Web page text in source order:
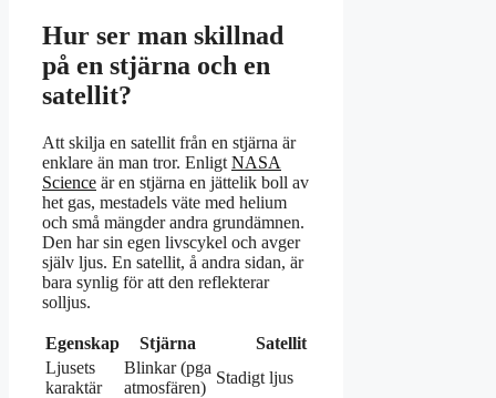
Hur ser man skillnad
på en stjärna och en
satellit?
Att skilja en satellit från en stjärna är
enklare än man tror. Enligt NASA
Science är en stjärna en jättelik boll av
het gas, mestadels väte med helium
och små mängder andra grundämnen.
Den har sin egen livscykel och avger
själv ljus. En satellit, å andra sidan, är
bara synlig för att den reflekterar
solljus.
Egenskap Stjärna
Satellit
Ljusets
karaktär
Blinkar (pga
atmosfären)
Stadigt ljus